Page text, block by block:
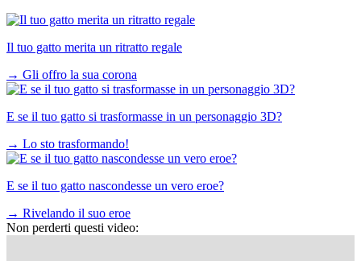
Il tuo gatto merita un ritratto regale
→ Gli offro la sua corona
E se il tuo gatto si trasformasse in un personaggio 3D?
→ Lo sto trasformando!
E se il tuo gatto nascondesse un vero eroe?
→ Rivelando il suo eroe
Non perderti questi video: